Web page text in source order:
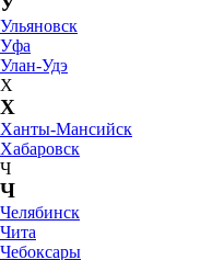
Ульяновск
Уфа
Улан-Удэ
Х
Х
Ханты-Мансийск
Хабаровск
Ч
Ч
Челябинск
Чита
Чебоксары